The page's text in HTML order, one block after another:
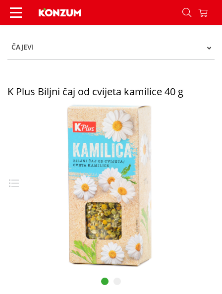
K Plus Biljni čaj od cvijeta kamilice 40 g - Konzum
ČAJEVI
K Plus Biljni čaj od cvijeta kamilice 40 g